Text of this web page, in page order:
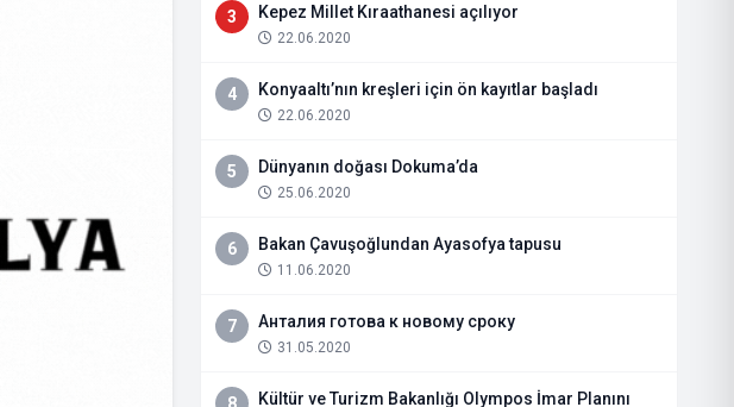
3 Kepez Millet Kıraathanesi açılıyor
22.06.2020
4 Konyaaltı’nın kreşleri için ön kayıtlar başladı
22.06.2020
5 Dünyanın doğası Dokuma’da
25.06.2020
6 Bakan Çavuşoğlundan Ayasofya tapusu
11.06.2020
7 Анталия готова к новому сроку
31.05.2020
Kültür ve Turizm Bakanlığı Olympos İmar Planını